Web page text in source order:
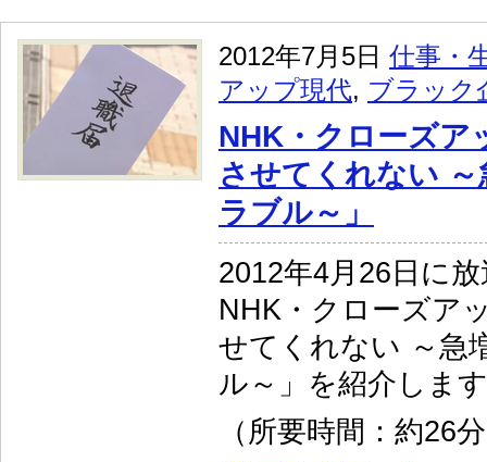
2012年7月5日 仕事・
アップ現代, ブラック
NHK・クローズア
させてくれない
ラブル～」
2012年4月26日に
NHK・クローズア
せてくれない ～急
ル～」を紹介しま
（所要時間：約26